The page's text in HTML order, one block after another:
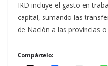
IRD incluye el gasto en
capital, sumando las
de Nación a las provincias
Compártelo: